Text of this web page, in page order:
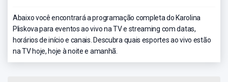
Abaixo você encontrará a programação completa do Karolina
Pliskova para eventos ao vivo na TV e streaming com datas,
horários de início e canais. Descubra quais esportes ao vivo estão
na TV hoje, hoje à noite e amanhã.